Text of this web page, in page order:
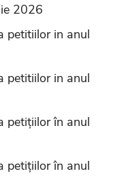
2026
petitiilor in anul
petitiilor in anul
petițiilor în anul
petițiilor în anul